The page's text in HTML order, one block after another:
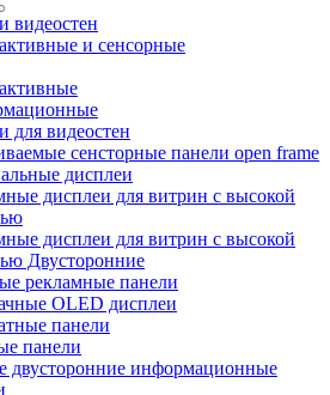
видеостен
и сенсорные
для видеостен
сенсторные панели open frame
дисплеи
дисплеи для витрин с высокой
дисплеи для витрин с высокой
Двусторонние
рекламные панели
OLED дисплеи
панели
панели
двусторонние информационные